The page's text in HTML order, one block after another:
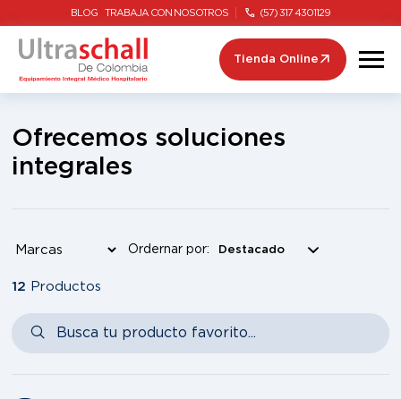
BLOG TRABAJA CON NOSOTROS (57) 317 4301129
Tienda Online
Ofrecemos soluciones
integrales
Ordernar por:
12 Productos